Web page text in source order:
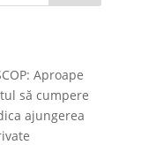
Aproape
să cumpere
ajungerea